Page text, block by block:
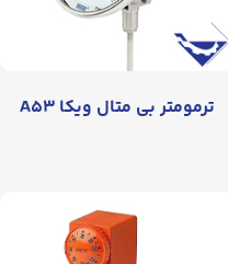
ترمومتر بی متال ویکا A۵۳